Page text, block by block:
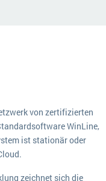
Plattform
Handwerk
IKT
gilt
muss man wissen?
von zertifizierten
WinLine,
ist stationär oder
zeichnet sich die